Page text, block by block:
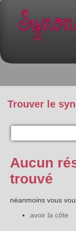
Trouver le
Aucun
trouvé
néanmoins vous
avoir la côte